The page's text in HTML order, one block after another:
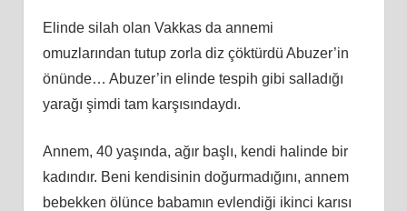
Elinde silah olan Vakkas da annemi
omuzlarından tutup zorla diz çöktürdü Abuzer’in
önünde… Abuzer’in elinde tespih gibi salladığı
yarağı şimdi tam karşısındaydı.
Annem, 40 yaşında, ağır başlı, kendi halinde bir
kadındır. Beni kendisinin doğurmadığını, annem
bebekken ölünce babamın evlendiği ikinci karısı